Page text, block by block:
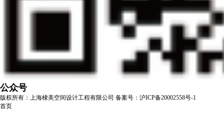
公众号
版权所有：上海棣美空间设计工程有限公司 备案号：沪ICP备20002558号-1
首页